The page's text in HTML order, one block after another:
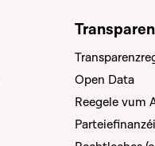
Open Data
Reegele vum